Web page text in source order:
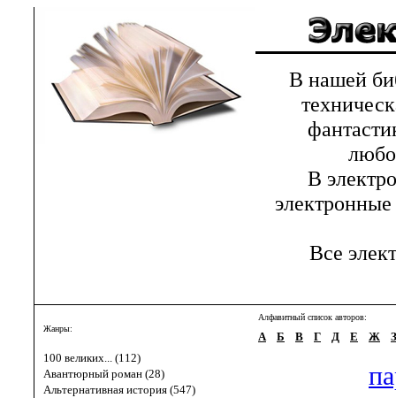
В нашей
В
электронные
Все
Жанры:
100 великих... (112)
Авантюрный роман (28)
Альтернативная история (547)
Алфавитный список авторов:
А Б В Г Д Е Ж З